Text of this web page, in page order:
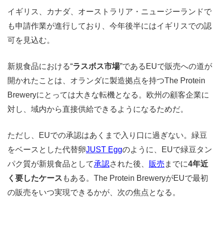
イギリス、カナダ、オーストラリア・ニュージーランドで
も申請作業が進行しており、今年後半にはイギリスでの認
可を見込む。
新規食品における“ラスボス市場”であるEUで販売への道が
開かれたことは、オランダに製造拠点を持つThe Protein
Breweryにとっては大きな転機となる。欧州の顧客企業に
対し、域内から直接供給できるようになるためだ。
ただし、EUでの承認はあくまで入り口に過ぎない。緑豆
をベースとした代替卵JUST Eggのように、EUで緑豆タン
パク質が新規食品として承認された後、 販売 までに4年近
く要したケース もある。The Protein BreweryがEUで最初
の販売をいつ実現できるかが、次の焦点となる。